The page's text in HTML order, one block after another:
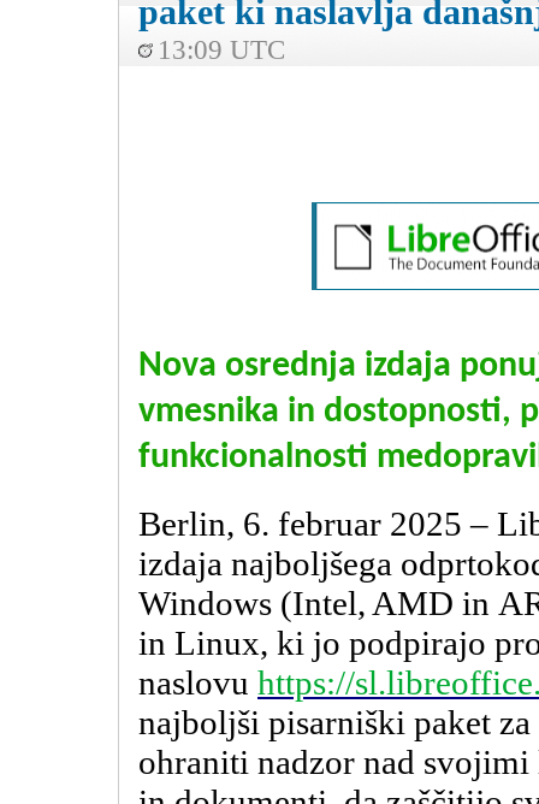
paket ki naslavlja
13:09 UTC
Nova osrednja izdaja
vmesnika in dostopnosti,
funkcionalnosti
Berlin, 6. februar 2025 –
izdaja najboljšega
Windows (Intel, AMD in
in Linux, ki jo podpirajo
naslovu https://
najboljši pisarniški paket
ohraniti nadzor nad